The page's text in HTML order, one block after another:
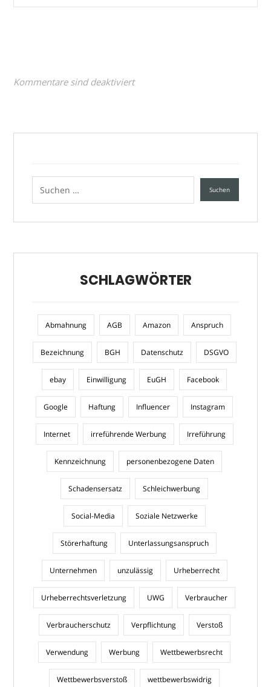
Kommentare sind deaktiviert
SCHLAGWÖRTER
Abmahnung AGB Amazon Anspruch
Bezeichnung BGH Datenschutz DSGVO
ebay Einwilligung EuGH Facebook
Google Haftung Influencer Instagram
Internet irreführende Werbung Irreführung
Kennzeichnung personenbezogene Daten
Schadensersatz Schleichwerbung
Social-Media Soziale Netzwerke
Störerhaftung Unterlassungsanspruch
Unternehmen unzulässig Urheberrecht
Urheberrechtsverletzung UWG Verbraucher
Verbraucherschutz Verpflichtung Verstoß
Verwendung Werbung Wettbewerbsrecht
Wettbewerbsverstoß wettbewerbswidrig